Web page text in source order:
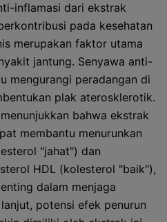
inflamasi dari ekstrak
pada kesehatan
merupakan faktor utama
jantung. Senyawa anti-
mengurangi peradangan di
plak aterosklerotik.
bahwa ekstrak
membantu menurunkan
"jahat") dan
HDL (kolesterol "baik"),
dalam menjaga
potensi efek penurun